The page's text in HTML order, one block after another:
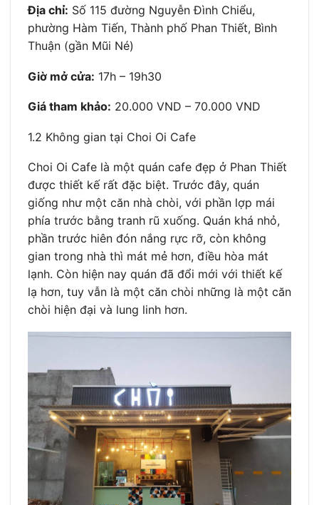
Địa chỉ: Số 115 đường Nguyễn Đình Chiểu,
phường Hàm Tiến, Thành phố Phan Thiết, Bình
Thuận (gần Mũi Né)
Giờ mở cửa: 17h – 19h30
Giá tham khảo: 20.000 VND – 70.000 VND
1.2 Không gian tại Choi Oi Cafe
Choi Oi Cafe là một quán cafe đẹp ở Phan Thiết
được thiết kế rất đặc biệt. Trước đây, quán
giống như một căn nhà chòi, với phần lợp mái
phía trước bằng tranh rũ xuống. Quán khá nhỏ,
phần trước hiên đón nắng rực rỡ, còn không
gian trong nhà thì mát mẻ hơn, điều hòa mát
lạnh. Còn hiện nay quán đã đổi mới với thiết kế
lạ hơn, tuy vẫn là một căn chòi những là một căn
chòi hiện đại và lung linh hơn.